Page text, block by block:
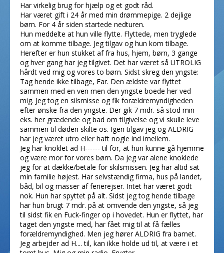
Har virkelig brug for hjælp og et godt råd.
Har været gift i 24 år med min drømmepige. 2 dejlige
børn. For 4 år siden startede nedturen.
Hun meddelte at hun ville flytte. Flyttede, men tryglede
om at komme tilbage. Jeg tilgav og hun kom tilbage.
Herefter er hun stukket af fra hus, hjem, børn, 3 gange
og hver gang har jeg tilgivet. Det har været så UTROLIG
hårdt ved mig og vores to børn. Sidst skreg den yngste:
Tag hende ikke tilbage, Far. Den ældste var flyttet
sammen med en ven men den yngste boede her ved
mig. Jeg tog en silsmisse og fik forældremyndigheden
efter ønske fra den yngste. Der gik 7 mdr. så stod min
eks. her grædende og bad om tilgivelse og vi skulle leve
sammen til døden skilte os. Igen tilgav jeg og ALDRIG
har jeg været utro eller haft nogle ind imellem.
Jeg har knoklet ad H------ til for, at hun kunne gå hjemme
og være mor for vores børn. Da jeg var alene knoklede
jeg for at dække/betale for skilsmissen. Jeg har altid sat
min familie højest. Har selvstændig firma, hus på landet,
båd, bil og masser af ferierejser. Intet har været godt
nok. Hun har spyttet på alt. Sidst jeg tog hende tilbage
har hun brugt 7 mdr. på at omvende den yngste, så jeg
til sidst fik en Fuck-finger op i hovedet. Hun er flyttet, har
taget den yngste med, har fået mig til at få fælles
forældremyndighed. Men jeg hører ALDRIG fra barnet.
Jeg arbejder ad H.... til, kan ikke holde ud til, at være i et